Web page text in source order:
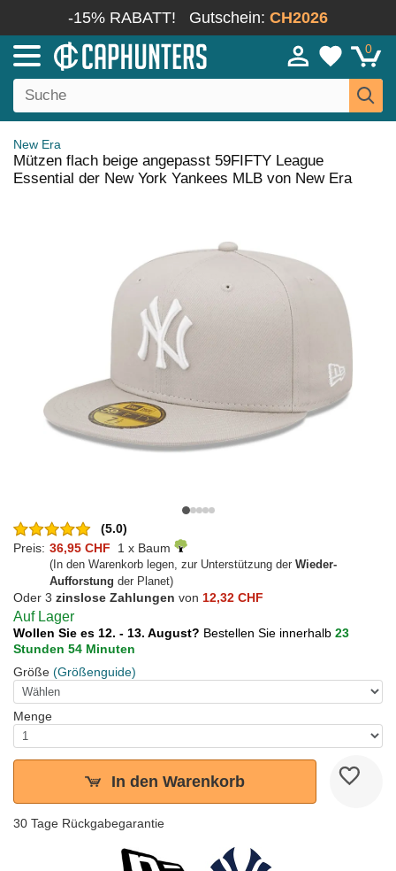
-15% RABATT! Gutschein: CH2026
0
New Era
Mützen flach beige angepasst 59FIFTY League
Essential der New York Yankees MLB von New Era
(5.0)
Preis: 36,95 CHF 1 x Baum
(In den Warenkorb legen, zur Unterstützung der Wieder-
Aufforstung der Planet)
Oder 3 zinslose Zahlungen von 12,32 CHF
Auf Lager
Wollen Sie es 12. - 13. August? Bestellen Sie innerhalb 23
Stunden 54 Minuten
Größe (Größenguide)
Menge
In den Warenkorb
30 Tage Rückgabegarantie